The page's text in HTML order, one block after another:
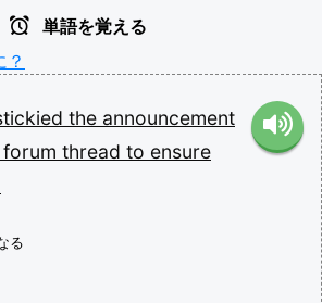
単語を覚える
？
the announcement
forum thread to ensure
る